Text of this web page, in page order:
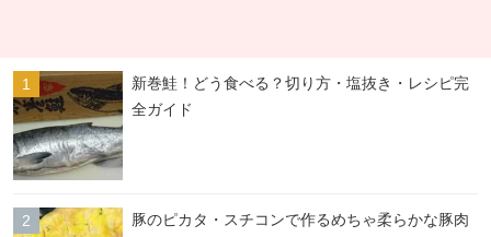
新巻鮭！どう食べる？切り方・塩抜き・レシピ完
全ガイド
豚のピカタ・スチコンで作るめちゃ柔らかな豚肉